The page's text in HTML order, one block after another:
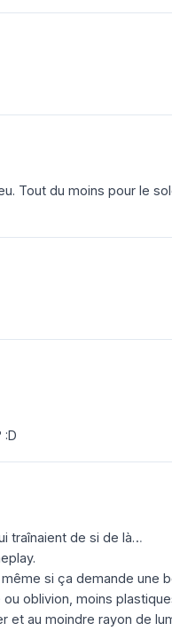
Tout du moins pour le
:D
traînaient de si de là…
si ça demande une
oblivion, moins
et au moindre rayon de